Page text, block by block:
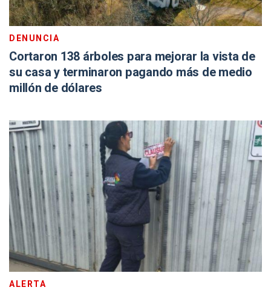
DENUNCIA
Cortaron 138 árboles para mejorar la vista de
su casa y terminaron pagando más de medio
millón de dólares
ALERTA